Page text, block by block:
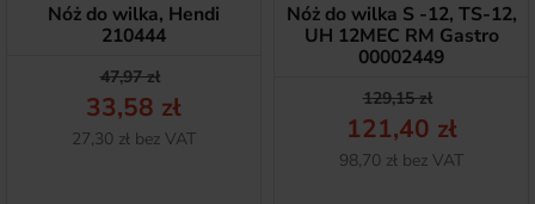
Nóż do wilka, Hendi
210444
Cena podstawowa
47,97 zł
Cena
33,58 zł
Netto
27,30 zł bez VAT
Nóż do wilka S -12, TS-12,
UH 12MEC RM Gastro
00002449
Cena
129,15 zł
Cena
121,40 zł
Netto
98,70 zł bez VAT